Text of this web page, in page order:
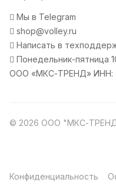
Мы в Telegram
shop@volley.ru
Написать в
Понедельник-пятница
ООО «МКС-ТРЕНД» ИНН:
© 2026 ООО "МКС-
Конфиденциальность